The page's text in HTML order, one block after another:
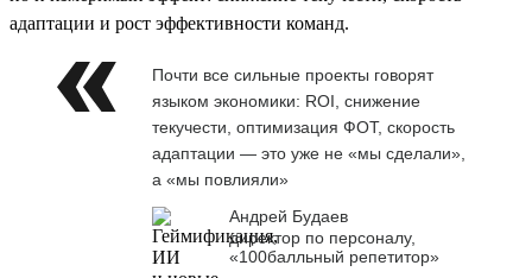
адаптации и рост эффективности команд.
Почти все сильные проекты говорят
языком экономики: ROI, снижение
текучести, оптимизация ФОТ, скорость
адаптации — это уже не «мы сделали»,
а «мы повлияли»
Андрей Будаев
директор по персоналу,
«100балльный репетитор»